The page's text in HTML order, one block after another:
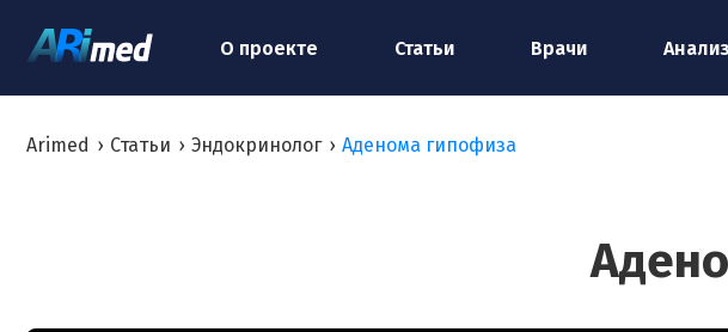
О проекте Статьи Врачи
Arimed › Статьи › Эндокринолог › Аденома гипофиза